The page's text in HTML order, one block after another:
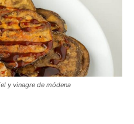
y vinagre de módena